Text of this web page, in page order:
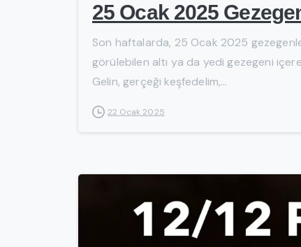
25 Ocak 2025
Son haftalarda, 25 Ocak 2025
görülebilen altı ya da yedi gezegeni
Gelin, gerçeği keşfedelim,...
22 Ocak 2025